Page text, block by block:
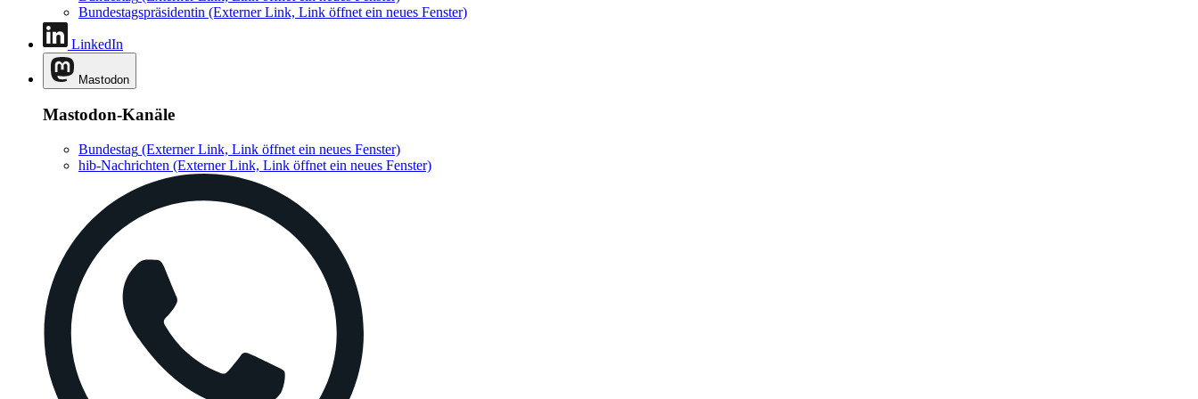
Bundestagspräsidentin (Externer Link, Link öffnet ein neues Fenster)
LinkedIn
Mastodon
Mastodon-Kanäle
Bundestag (Externer Link, Link öffnet ein neues Fenster)
hib-Nachrichten (Externer Link, Link öffnet ein neues Fenster)